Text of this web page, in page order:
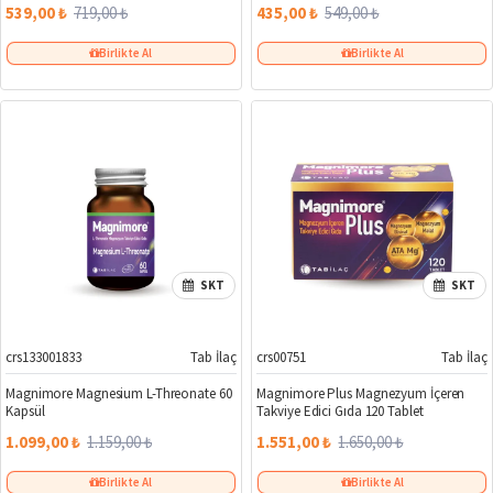
539,00 ₺ 719,00 ₺
Birlikte Al
435,00 ₺ 549,00 ₺
Birlikte Al
%5
SKT
crs133001833
Tab İlaç
Magnimore Magnesium L-Threonate 60
Kapsül
1.099,00 ₺ 1.159,00 ₺
Birlikte Al
%6
SKT
crs00751
Tab İlaç
Magnimore Plus Magnezyum İçeren
Takviye Edici Gıda 120 Tablet
1.551,00 ₺ 1.650,00 ₺
Birlikte Al